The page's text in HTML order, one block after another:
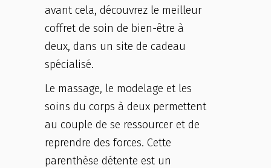
avant cela, découvrez le meilleur
coffret de soin de bien-être à
deux, dans un site de cadeau
spécialisé.
Le massage, le modelage et les
soins du corps à deux permettent
au couple de se ressourcer et de
reprendre des forces. Cette
parenthèse détente est un